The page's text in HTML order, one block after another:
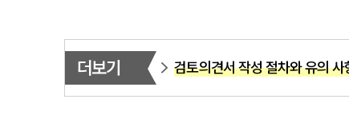
더보기 검토의견서 작성 절차와 유의